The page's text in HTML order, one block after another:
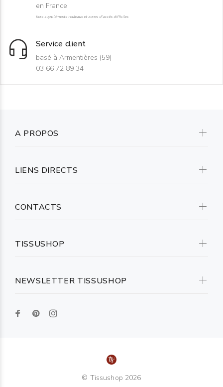
en France
hors suppléments rouleaux et zones d'accès difficiles
Service client
basé à Armentières (59)
03 66 72 89 34
NEWSLETTER TISSUSHOP
A PROPOS
LIENS DIRECTS
CONTACTS
TISSUSHOP
© Tissushop 2026